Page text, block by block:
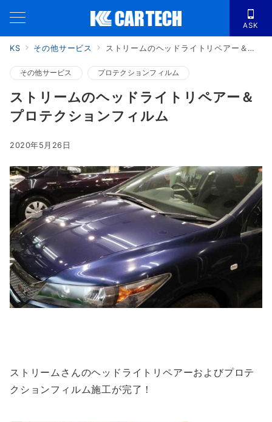
ASK
KS その他サービス ストリームのヘッドライトリペアー＆プロテクションフィルム
その他サービス プロテクションフィルム
ストリームのヘッドライトリペアー＆
プロテクションフィルム
2020年5月26日
ストリームさんのヘッドライトリペアーおよびプロテ
クションフィルム施工が完了！